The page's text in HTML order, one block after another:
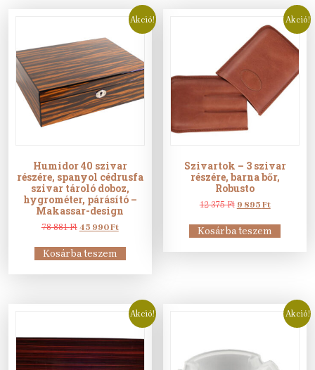
Akció!
Humidor 40 szivar
részére, spanyol cédrusfa
szivar tároló doboz,
hygrométer, párásító –
Makassar-design
78 881Ft Original
was:
78
45 990FtCurrent
is:
45
Kosárba teszem
Akció!
Szivartok – 3 szivar
részére, barna bőr,
Robusto
12 375Ft Original
was:
12
9 895 FtCurrent
is:
9
Kosárba teszem
Akció! Akció!